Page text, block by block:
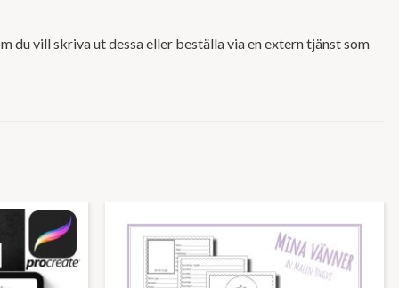
vill skriva ut dessa eller beställa via en extern tjänst som